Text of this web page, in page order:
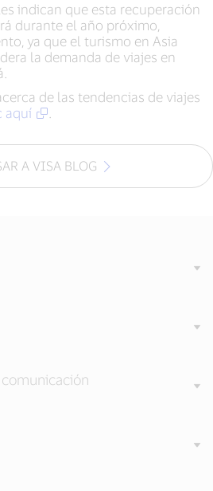
indican que esta recuperación
durante el año próximo,
ya que el turismo en Asia
la demanda de viajes en
de las tendencias de viajes
aquí
A VISA BLOG